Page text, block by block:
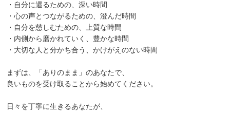
・自分に還るための、深い時間
・心の声とつながるための、澄んだ時間
・自分を慈しむための、上質な時間
・内側から磨かれていく、豊かな時間
・大切な人と分かち合う、かけがえのない時間
まずは、「ありのまま」のあなたで、
良いものを受け取ることから始めてください。
日々を丁寧に生きるあなたが、